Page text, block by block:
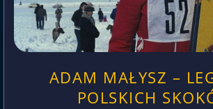
ADAM MAŁYSZ –
POLSKICH